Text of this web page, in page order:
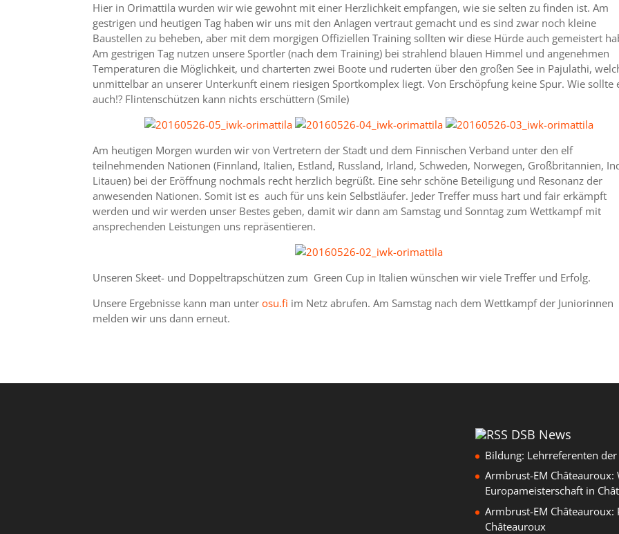
Hier in Orimattila wurden wir wie gewohnt mit einer Herzlichkeit empfangen, wie sie selten zu finden ist. Am
gestrigen und heutigen Tag haben wir uns mit den Anlagen vertraut gemacht und es sind zwar noch kleine
Baustellen zu beheben, aber mit dem morgigen Offiziellen Training sollten wir diese Hürde auch gemeistert
Am gestrigen Tag nutzen unsere Sportler (nach dem Training) bei strahlend blauen Himmel und angenehmen
Temperaturen die Möglichkeit, und charterten zwei Boote und ruderten über den großen See in Pajulathi,
unmittelbar an unserer Unterkunft einem riesigen Sportkomplex liegt. Von Erschöpfung keine Spur. Wie sollte
auch!? Flintenschützen kann nichts erschüttern (Smile)
Am heutigen Morgen wurden wir von Vertretern der Stadt und dem Finnischen Verband unter den elf
teilnehmenden Nationen (Finnland, Italien, Estland, Russland, Irland, Schweden, Norwegen, Großbritannien,
Litauen) bei der Eröffnung nochmals recht herzlich begrüßt. Eine sehr schöne Beteiligung und Resonanz der
anwesenden Nationen. Somit ist es auch für uns kein Selbstläufer. Jeder Treffer muss hart und fair erkämpft
werden und wir werden unser Bestes geben, damit wir dann am Samstag und Sonntag zum Wettkampf mit
ansprechenden Leistungen uns repräsentieren.
Unseren Skeet- und Doppeltrapschützen zum Green Cup in Italien wünschen wir viele Treffer und Erfolg.
Unsere Ergebnisse kann man unterosu.fi im Netz abrufen. Am Samstag nach dem Wettkampf der Juniorinnen
melden wir uns dann erneut.
DSB News
Bildung: Lehrreferenten
Armbrust-EM
Europameisterschaft in
Armbrust-EM Châteauroux:
Châteauroux